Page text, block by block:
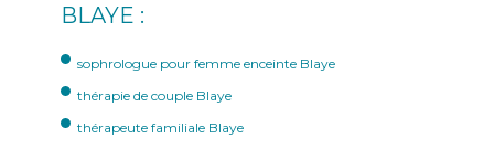
BLAYE :
sophrologue pour femme enceinte Blaye
thérapie de couple Blaye
thérapeute familiale Blaye